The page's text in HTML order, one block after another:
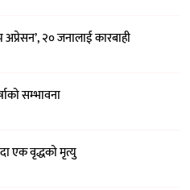
अप्रेसन’, २० जनालाई कारबाही
सम्भावना
एक वृद्धको मृत्यु